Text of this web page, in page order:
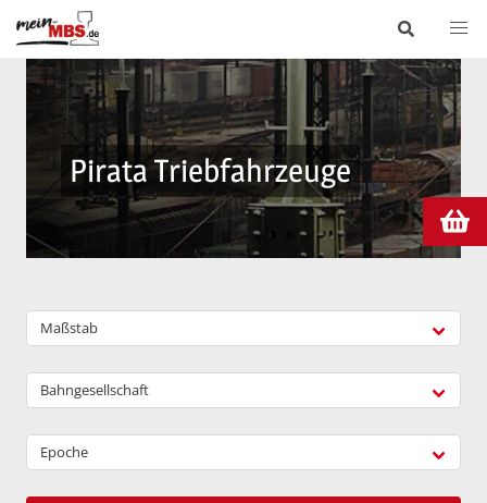
Pirata Triebfahrzeuge
Maßstab
Bahngesellschaft
Epoche